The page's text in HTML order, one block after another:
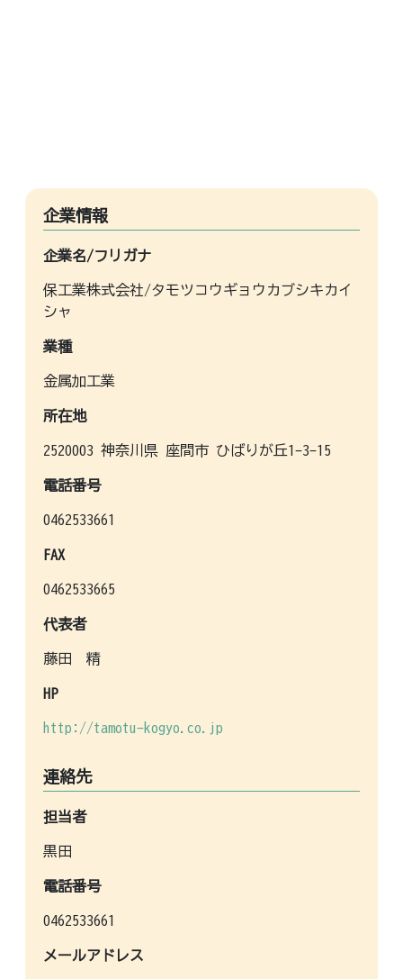
企業情報
企業名/フリガナ
保工業株式会社/タモツコウギョウカブシキカイ
シャ
業種
金属加工業
所在地
2520003 神奈川県 座間市 ひばりが丘1-3-15
電話番号
0462533661
FAX
0462533665
代表者
藤田 精
HP
http://tamotu-kogyo.co.jp
連絡先
担当者
黒田
電話番号
0462533661
メールアドレス